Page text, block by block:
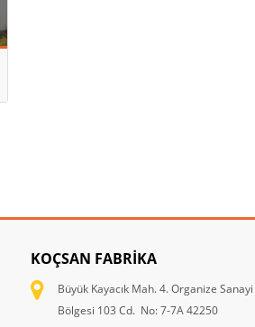
KOÇSAN FABRIKA
Büyük Kayacık Mah. 4. Organize Sanayi
Bölgesi 103 Cd. No: 7-7A 42250